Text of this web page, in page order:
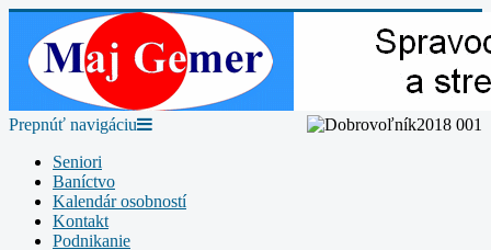
Prepnúť navigáciu
Seniori
Baníctvo
Kalendár osobností
Kontakt
Podnikanie